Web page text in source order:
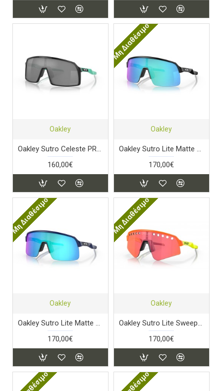
Oakley
Oakley Sutro Celeste PRIZM Black
160,00€
Μη Διαθέσιμο
Oakley
Oakley Sutro Lite Matte Black PRIZM Sapphire
170,00€
Μη Διαθέσιμο
Oakley
Oakley Sutro Lite Matte Navy PRIZM Sapphire
170,00€
Μη Διαθέσιμο
Oakley
Oakley Sutro Lite Sweep (Vented) Orange Prizm Trail Torch
170,00€